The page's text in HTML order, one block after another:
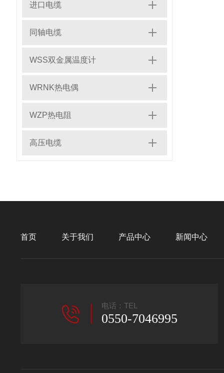
进口电缆
同轴电缆
WSS双金属温度计
WRNK热电偶
WZP热电阻
高压电缆
首页 关于我们 产品中心 新闻中心
电话：TEL
0550-7046995